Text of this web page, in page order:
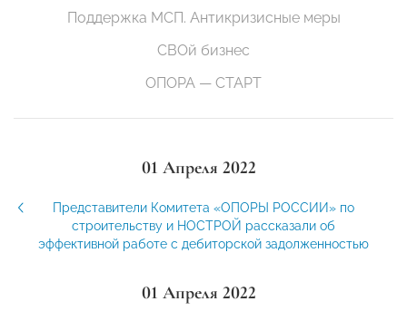
Поддержка МСП. Антикризисные меры
СВОй бизнес
ОПОРА — СТАРТ
01 Апреля 2022
Представители Комитета «ОПОРЫ РОССИИ» по
строительству и НОСТРОЙ рассказали об
эффективной работе с дебиторской задолженностью
01 Апреля 2022